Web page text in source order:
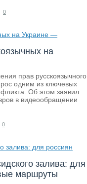
0
на
прав русскоязычного
одним из ключевых
Об этом заявил
в видеообращении
0
залива: для
маршруты